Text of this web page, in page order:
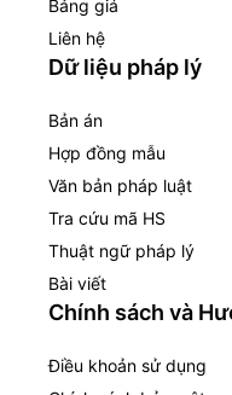
Bảng giá
Liên hệ
Dữ liệu pháp lý
Bản án
Hợp đồng mẫu
Văn bản pháp luật
Tra cứu mã HS
Thuật ngữ pháp lý
Bài viết
Chính sách và
Điều khoản sử dụng